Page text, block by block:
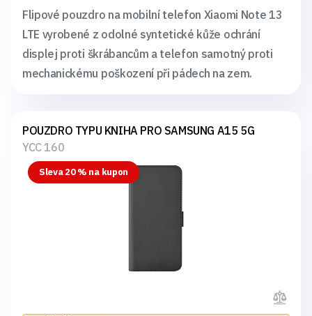
Flipové pouzdro na mobilní telefon Xiaomi Note 13
LTE vyrobené z odolné syntetické kůže ochrání
displej proti škrábancům a telefon samotný proti
mechanickému poškození při pádech na zem.
POUZDRO TYPU KNIHA PRO SAMSUNG A15 5G
YCC 160
Sleva 20 % na kupon